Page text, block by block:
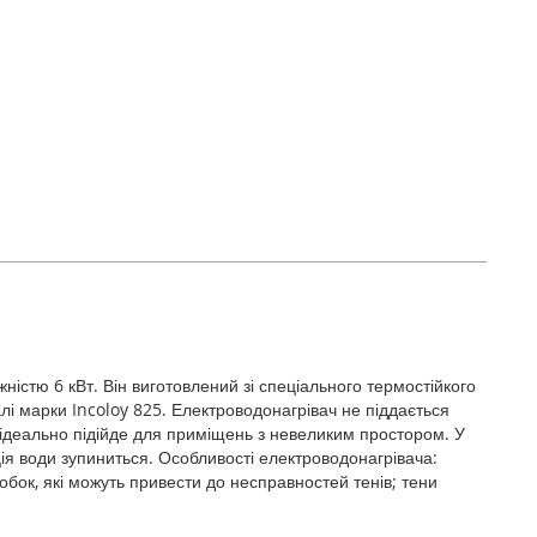
6 кВт. Він виготовлений зі спеціального термостійкого
марки Incoloy 825. Електроводонагрівач не піддається
підійде для приміщень з невеликим простором. У
води зупиниться. Особливості електроводонагрівача:
які можуть привести до несправностей тенів; тени